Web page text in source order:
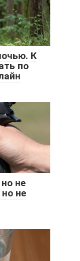
К
по
не
не